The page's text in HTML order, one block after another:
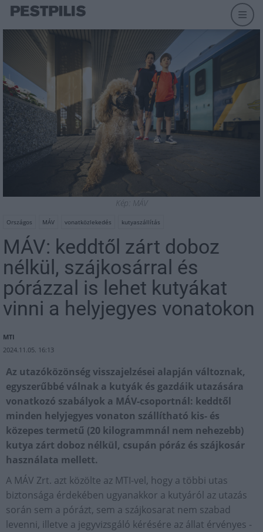
Kép: MÁV
Országos MÁV vonatközlekedés kutyaszállítás
MÁV: keddtől zárt doboz
nélkül, szájkosárral és
pórázzal is lehet kutyákat
vinni a helyjegyes vonatokon
MTI
2024.11.05. 16:13
Az utazóközönség visszajelzései alapján változnak,
egyszerűbbé válnak a kutyák és gazdáik utazására
vonatkozó szabályok a MÁV-csoportnál: keddtől
minden helyjegyes vonaton szállítható kis- és
közepes termetű (20 kilogrammnál nem nehezebb)
kutya zárt doboz nélkül, csupán póráz és szájkosár
használata mellett.
A MÁV Zrt. azt közölte az MTI-vel, hogy a többi utas
biztonsága érdekében ugyanakkor a kutyáról az utazás
során sem a pórázt, sem a szájkosarat nem szabad
levenni, illetve a jegyvizsgáló kérésére az állat érvényes -